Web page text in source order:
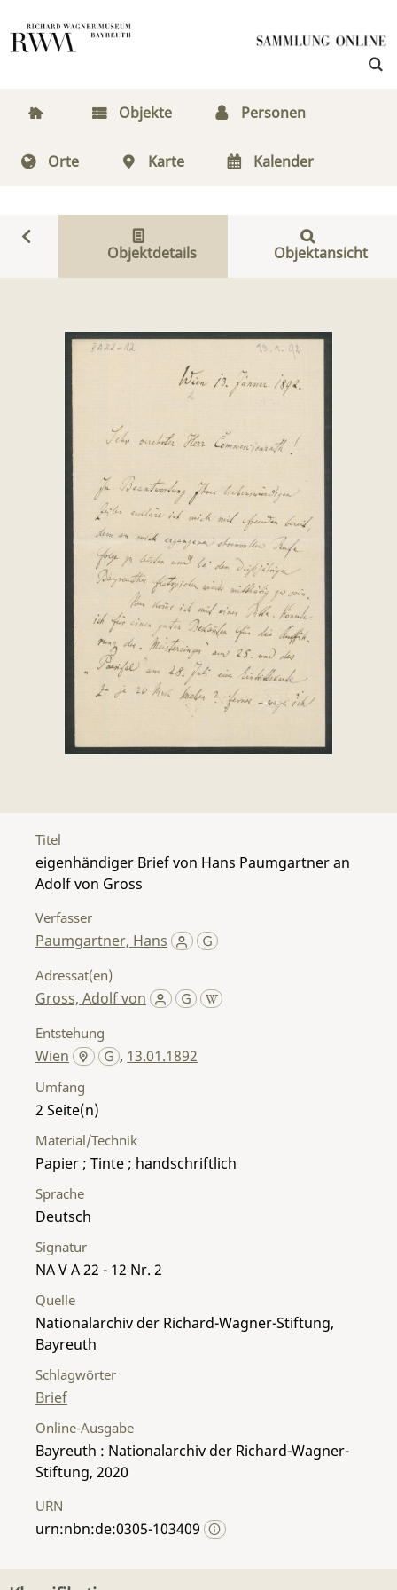
Objekte Personen
Orte Karte Kalender
Objektdetails Objektansicht
Titel
eigenhändiger Brief von Hans Paumgartner an
Adolf von Gross
Verfasser
Paumgartner, Hans
Adressat(en)
Gross, Adolf von
Entstehung
Wien , 13.01.1892
Umfang
2
Material/Technik
Papier ; Tinte ; handschriftlich
Sprache
Deutsch
Signatur
NA V A 22 - 12 Nr. 2
Quelle
Nationalarchiv der Richard-Wagner-Stiftung,
Bayreuth
Schlagwörter
Brief
Online-Ausgabe
Bayreuth : Nationalarchiv der Richard-Wagner-
Stiftung, 2020
URN
urn:nbn:de:0305-103409